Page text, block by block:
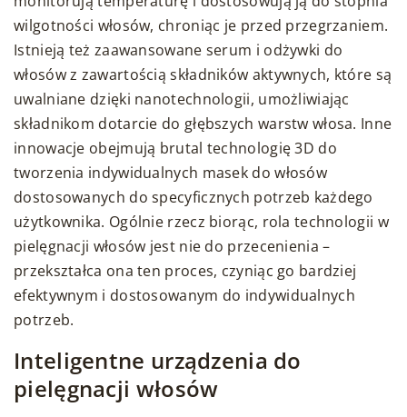
wilgotności włosów, chroniąc je przed przegrzaniem.
Istnieją też zaawansowane serum i odżywki do
włosów z zawartością składników aktywnych, które są
uwalniane dzięki nanotechnologii, umożliwiając
składnikom dotarcie do głębszych warstw włosa. Inne
innowacje obejmują brutal technologię 3D do
tworzenia indywidualnych masek do włosów
dostosowanych do specyficznych potrzeb każdego
użytkownika. Ogólnie rzecz biorąc, rola technologii w
pielęgnacji włosów jest nie do przecenienia –
przekształca ona ten proces, czyniąc go bardziej
efektywnym i dostosowanym do indywidualnych
potrzeb.
Inteligentne urządzenia do
pielęgnacji włosów